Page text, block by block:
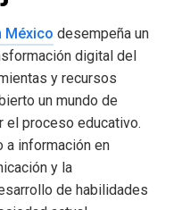
México desempeña un
digital del
y recursos
un mundo de
el proceso educativo.
a información en
y la
de habilidades